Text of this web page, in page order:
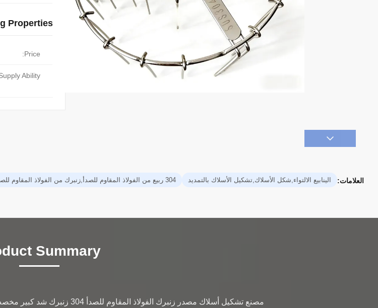
Properties
Price:
Ability:
العلامات: الينابيع الالتواء,شكل الأسلاك,تشكيل الأسلاك بالتمديد 304 ربيع من الفولاذ المقاوم للصدأ,زنبرك من الفولاذ المقاوم للصدأ 0.5 مم,زنبرك شد كبير مخصص
Summary